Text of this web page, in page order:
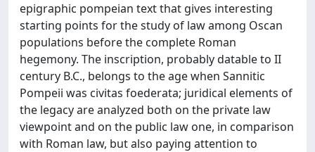
epigraphic pompeian text that gives interesting
starting points for the study of law among Oscan
populations before the complete Roman
hegemony. The inscription, probably datable to II
century B.C., belongs to the age when Sannitic
Pompeii was civitas foederata; juridical elements of
the legacy are analyzed both on the private law
viewpoint and on the public law one, in comparison
with Roman law, but also paying attention to